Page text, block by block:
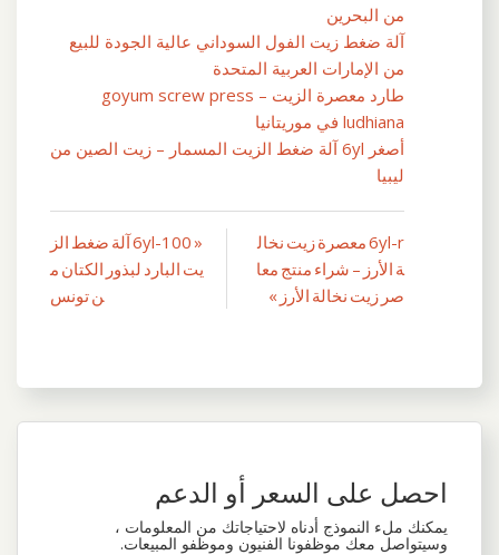
من البحرين
آلة ضغط زيت الفول السوداني عالية الجودة للبيع
من الإمارات العربية المتحدة
طارد معصرة الزيت – goyum screw press
ludhiana في موريتانيا
أصغر 6yl آلة ضغط الزيت المسمار – زيت الصين من
ليبيا
تصفّح
المقالات
« 6yl-100 آلة ضغط الز
يت البارد لبذور الكتان م
ن تونس
6yl-r معصرة زيت نخال
ة الأرز – شراء منتج معا
صر زيت نخالة الأرز »
احصل على السعر أو الدعم
يمكنك ملء النموذج أدناه لاحتياجاتك من المعلومات ،
وسيتواصل معك موظفونا الفنيون وموظفو المبيعات.